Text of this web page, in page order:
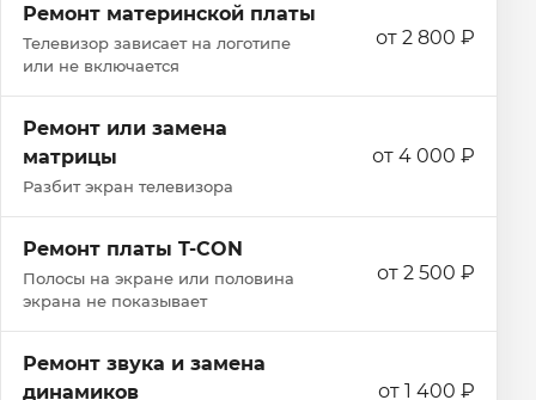
Ремонт материнской платы
Телевизор зависает на логотипе
или не включается
от 2 800 ₽
Ремонт или замена
матрицы
Разбит экран телевизора
от 4 000 ₽
Ремонт платы T-CON
Полосы на экране или половина
экрана не показывает
от 2 500 ₽
Ремонт звука и замена
динамиков
от 1 400 ₽